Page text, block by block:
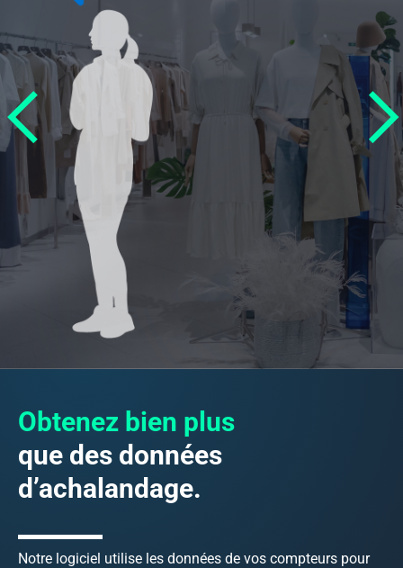
Obtenez bien plus
que des données
d’achalandage.
Notre logiciel utilise les données de vos compteurs pour